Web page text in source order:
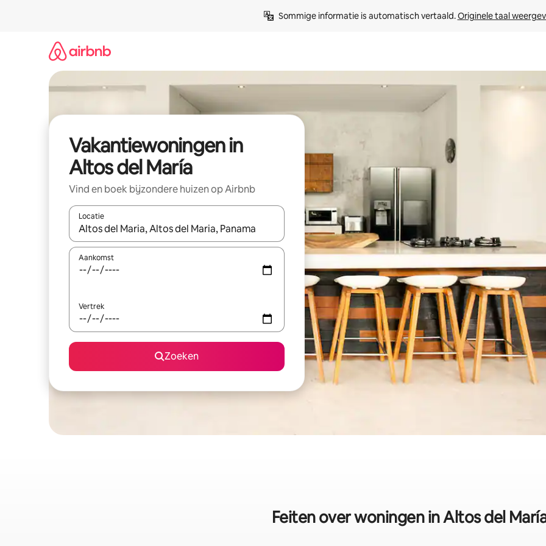
Sommige informatie is automatisch vertaald. Originele taal
Vakantiewoningen in
Altos del María
Vind en boek bijzondere huizen op Airbnb
Locatie
Wanneer er suggesties beschikbaar zijn, maak je een keuze met je de pijltjestoetsen omhoog en omlaag, óf door te
Aankomst
Vertrek
Zoeken
Feiten over woningen in Altos del